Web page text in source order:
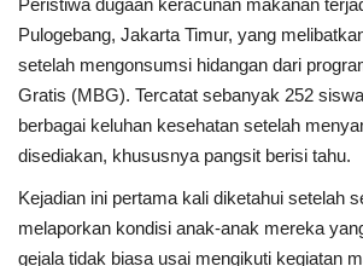
Ekonomi
Pendidikan
Informasi Journalism
Olahraga
Pulogebang, Jakarta Timur, yang
setelah mengonsumsi hidangan dari
Gratis (MBG). Tercatat sebanyak 252
berbagai keluhan kesehatan setelah
disediakan, khususnya pangsit berisi tahu.
Kejadian ini pertama kali diketahui setelah
melaporkan kondisi anak-anak mereka
gejala tidak biasa usai mengikuti kegiatan